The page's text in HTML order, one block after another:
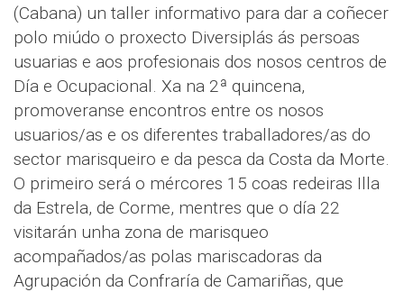
(Cabana) un taller informativo para dar a coñecer
polo miúdo o proxecto Diversiplás ás persoas
usuarias e aos profesionais dos nosos centros de
Día e Ocupacional. Xa na 2ª quincena,
promoveranse encontros entre os nosos
usuarios/as e os diferentes traballadores/as do
sector marisqueiro e da pesca da Costa da Morte.
O primeiro será o mércores 15 coas redeiras Illa
da Estrela, de Corme, mentres que o día 22
visitarán unha zona de marisqueo
acompañados/as polas mariscadoras da
Agrupación da Confraría de Camariñas, que